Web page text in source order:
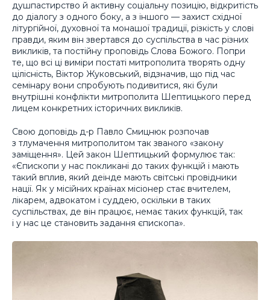
душпастирство й активну соціальну позицію, відкритість
до діалогу з одного боку, а з іншого — захист східної
літургійної, духовної та монашої традиції, різкість у слові
правди, яким він звертався до суспільства в час різних
викликів, та постійну проповідь Слова Божого. Попри
те, що всі ці виміри постаті митрополита творять одну
цілісність, Віктор Жуковський, відзначив, що під час
семінару вони спробують подивитися, які були
внутрішні конфлікти митрополита Шептицького перед
лицем конкретних історичних викликів.
Свою доповідь д-р Павло Смицнюк розпочав
з тлумачення митрополитом так званого «закону
заміщення». Цей закон Шептицький формулює так:
«Єпископи у нас покликані до таких функцій і мають
такий вплив, який деінде мають світські провідники
нації. Як у місійних країнах місіонер стає вчителем,
лікарем, адвокатом і суддею, оскільки в таких
суспільствах, де він працює, немає таких функцій, так
і у нас це становить задання єпископа».